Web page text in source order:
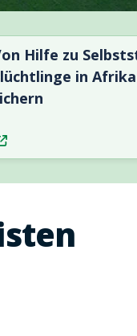
Hilfe zu
in